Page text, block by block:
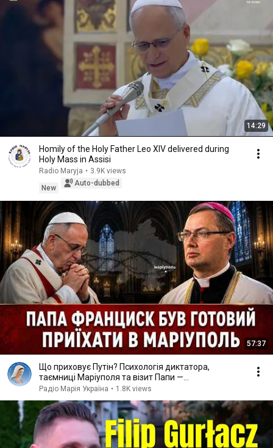
14:29
Homily of the Holy Father Leo XIV delivered during
Holy Mass in Assisi
Radio Maryja • 3.9K views
New
Auto-dubbed
57:37
Що приховує Путін? Психологія диктатора,
таємниці Маріуполя та візит Папи —
Апостольський нунцій
Радіо Марія Україна • 1.8K views